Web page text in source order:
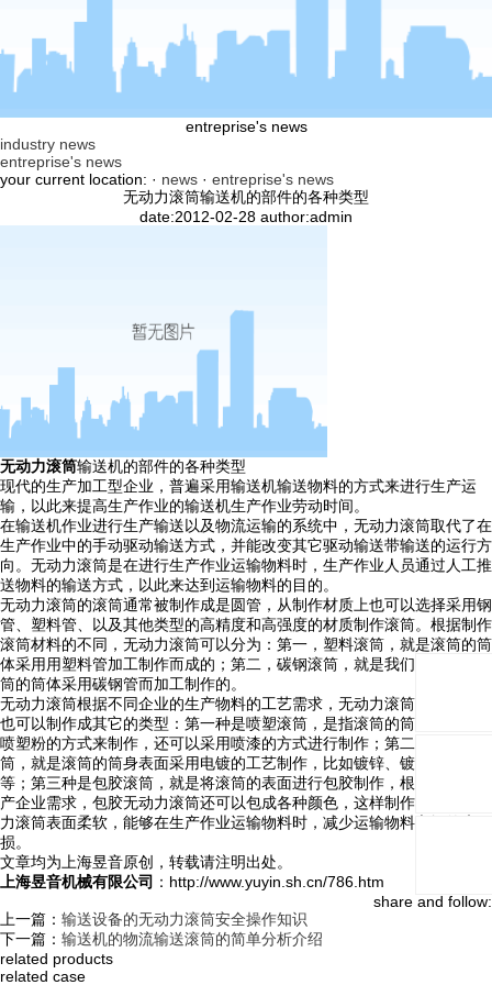
entreprise's news
industry news
entreprise's news
your current location: · news · entreprise's news
无动力滚筒输送机的部件的各种类型
date:2012-02-28 author:admin
无动力滚筒输送机的部件的各种类型
现代的生产加工型企业，普遍采用输送机输送物料的方式来进行生产运
输，以此来提高生产作业的输送机生产作业劳动时间。
在输送机作业进行生产输送以及物流运输的系统中，无动力滚筒取代了在
生产作业中的手动驱动输送方式，并能改变其它驱动输送带输送的运行方
向。无动力滚筒是在进行生产作业运输物料时，生产作业人员通过人工推
送物料的输送方式，以此来达到运输物料的目的。
无动力滚筒的滚筒通常被制作成是圆管，从制作材质上也可以选择采用钢
管、塑料管、以及其他类型的高精度和高强度的材质制作滚筒。根据制作
滚筒材料的不同，无动力滚筒可以分为：第一，塑料滚筒，就是滚筒的筒
体采用用塑料管加工制作而成的；第二，碳钢滚筒，就是我们通常所说滚
筒的筒体采用碳钢管而加工制作的。
无动力滚筒根据不同企业的生产物料的工艺需求，无动力滚筒的筒体表面
也可以制作成其它的类型：第一种是喷塑滚筒，是指滚筒的筒身表面采用
喷塑粉的方式来制作，还可以采用喷漆的方式进行制作；第二种是电镀滚
筒，就是滚筒的筒身表面采用电镀的工艺制作，比如镀锌、镀铬、镀镍
等；第三种是包胶滚筒，就是将滚筒的表面进行包胶制作，根据不同的生
产企业需求，包胶无动力滚筒还可以包成各种颜色，这样制作加工的无动
力滚筒表面柔软，能够在生产作业运输物料时，减少运输物料之间的磨
损。
文章均为上海昱音原创，转载请注明出处。
上海昱音机械有限公司 ：http://www.yuyin.sh.cn/786.htm
share and follow:
上一篇： 输送设备的无动力滚筒安全操作知识
下一篇： 输送机的物流输送滚筒的简单分析介绍
related products
related case